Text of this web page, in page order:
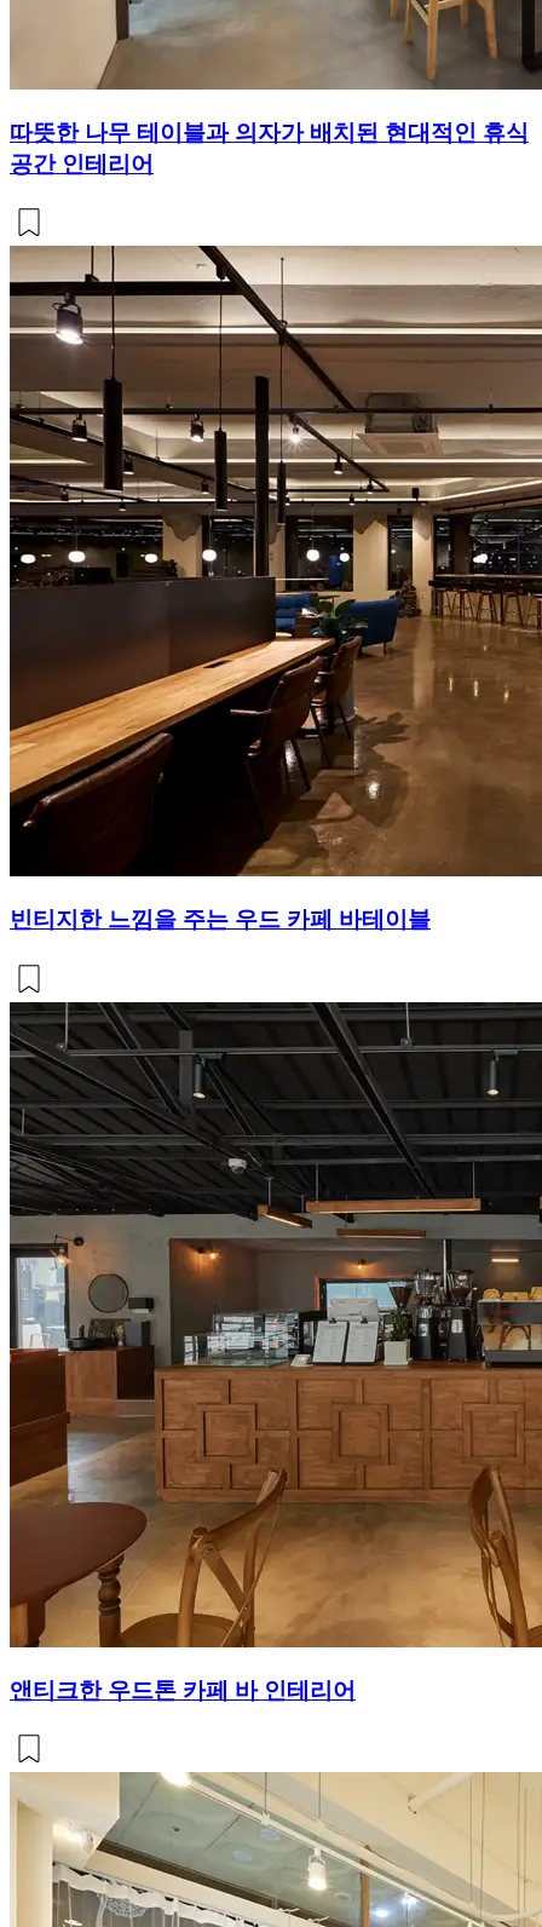
따뜻한 나무 테이블과 의자가 배치된 현대적인 휴식
공간 인테리어
빈티지한 느낌을 주는 우드 카페 바테이블
앤티크한 우드톤 카페 바 인테리어